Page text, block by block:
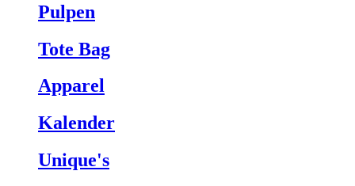
Pulpen
Tote Bag
Apparel
Kalender
Unique's